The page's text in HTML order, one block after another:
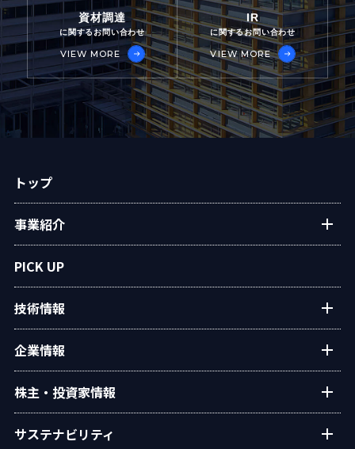
資材調達
に関するお問い合わせ
VIEW MORE
IR
に関するお問い合わせ
VIEW MORE
トップ
事業紹介
アフターサービス
民生熱エネルギー
設備・システム
PICK UP
技術情報
タクマの技術紹介
タクマ技報
学会発表
企業情報
ご挨拶
経営理念
会社概要
株主・投資家情報
個人投資家の皆様へ
サステナビリティ